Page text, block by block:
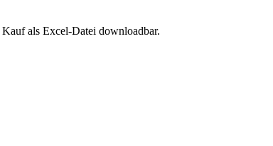
als Excel-Datei downloadbar.